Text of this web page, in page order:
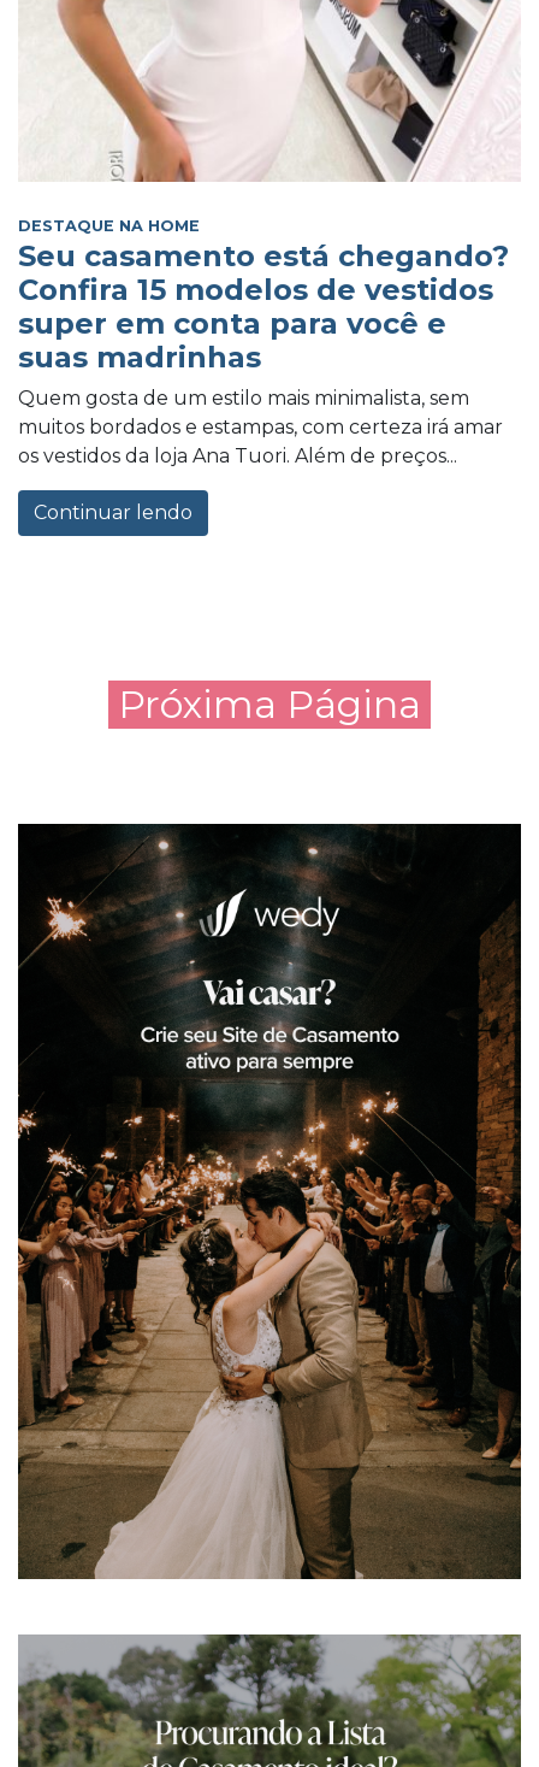
DESTAQUE NA HOME
Seu casamento está chegando?
Confira 15 modelos de vestidos
super em conta para você e
suas madrinhas
Quem gosta de um estilo mais minimalista, sem
muitos bordados e estampas, com certeza irá amar
os vestidos da loja Ana Tuori. Além de preços...
Continuar lendo
Próxima Página